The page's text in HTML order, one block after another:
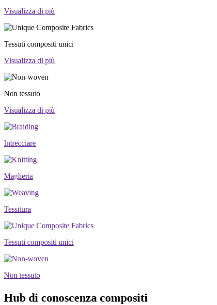
Visualizza di più
Tessuti compositi unici
Visualizza di più
Non tessuto
Visualizza di più
Intrecciare
Maglieria
Tessitura
Tessuti compositi unici
Non tessuto
Hub di conoscenza compositi